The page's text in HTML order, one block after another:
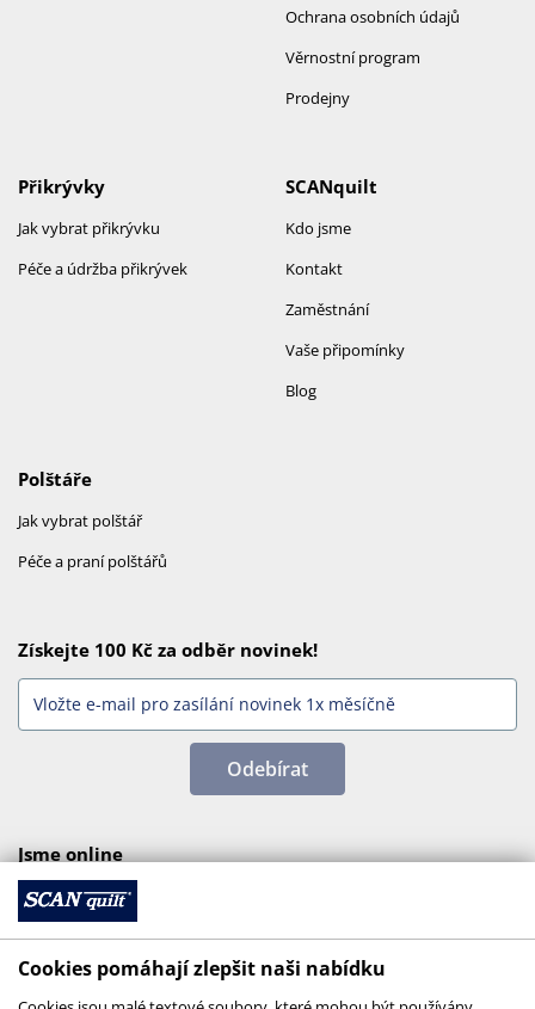
Ochrana osobních údajů
Věrnostní program
Prodejny
SCANquilt
Kdo jsme
Kontakt
Zaměstnání
Vaše připomínky
Blog
Přikrývky
Jak vybrat přikrývku
Péče a údržba přikrývek
Polštáře
Jak vybrat polštář
Péče a praní polštářů
Získejte 100 Kč za odběr novinek!
Odebírat
Jsme online
Cookies pomáhají zlepšit naši nabídku